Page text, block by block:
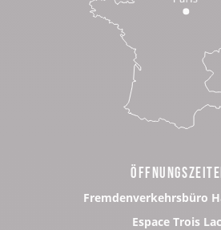
Fremdenverkehrsbüro
Espace Trois